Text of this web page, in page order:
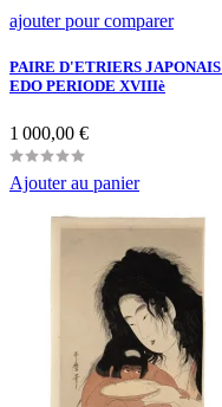
ajouter pour comparer
PAIRE D'ETRIERS
EDO PERIODE XVIIIè
Prix
1 000,00 €
Ajouter au panier